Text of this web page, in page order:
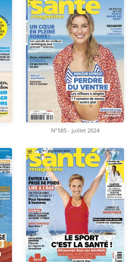
N°585 - juillet 2024